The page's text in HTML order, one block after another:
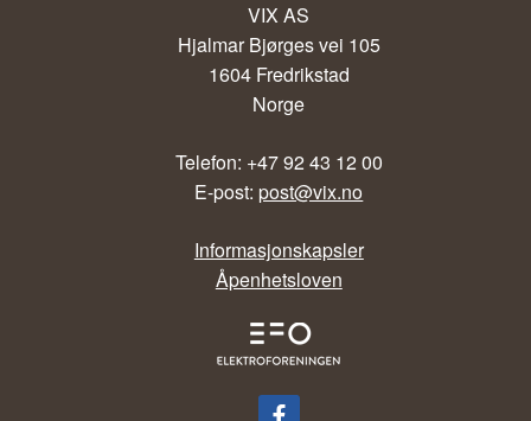
VIX AS
Hjalmar Bjørges vei 105
1604 Fredrikstad
Norge
Telefon: +47 92 43 12 00
E-post:post@vix.no
Informasjonskapsler
Åpenhetsloven